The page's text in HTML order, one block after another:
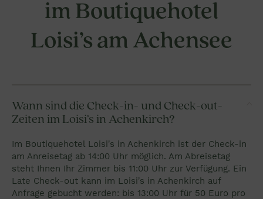
im Boutiquehotel
Loisi’s am Achensee
Wann sind die Check-in- und Check-out-
Zeiten im Loisi’s in Achenkirch?
Im Boutiquehotel Loisi’s in Achenkirch ist der Check-in
am Anreisetag ab 14:00 Uhr möglich. Am Abreisetag
steht Ihnen Ihr Zimmer bis 11:00 Uhr zur Verfügung. Ein
Late Check-out kann im Loisi’s in Achenkirch auf
Anfrage gebucht werden: bis 13:00 Uhr für 50 Euro pro